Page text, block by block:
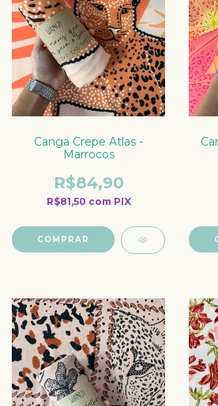
Canga Crepe Atlas -
Marrocos
R$84,90
R$81,50 com PIX